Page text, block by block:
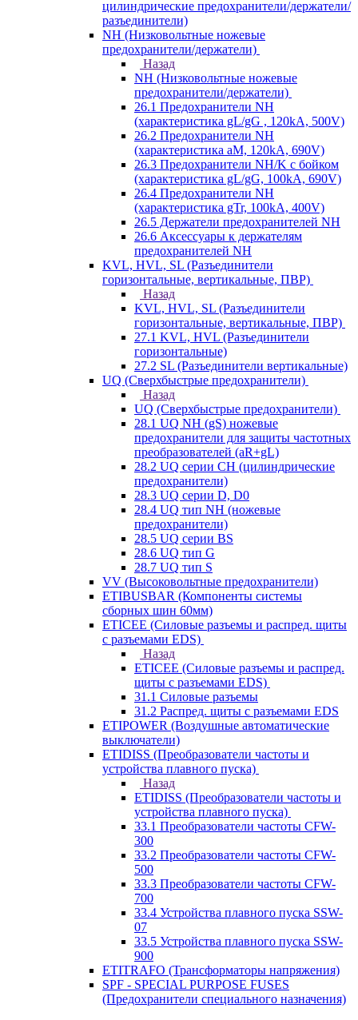
цилиндрические предохранители/держатели/
разъединители)
NH (Низковольтные ножевые
предохранители/держатели)
Назад
NH (Низковольтные ножевые
предохранители/держатели)
26.1 Предохранители NH
(характеристика gL/gG , 120kA, 500V)
26.2 Предохранители NH
(характеристика aM, 120kA, 690V)
26.3 Предохранители NH/K с бойком
(характеристика gL/gG, 100kA, 690V)
26.4 Предохранители NH
(характеристика gTr, 100kA, 400V)
26.5 Держатели предохранителей NH
26.6 Аксессуары к держателям
предохранителей NH
KVL, HVL, SL (Разъединители
горизонтальные, вертикальные, ПВР)
Назад
KVL, HVL, SL (Разъединители
горизонтальные, вертикальные, ПВР)
27.1 KVL, HVL (Разъединители
горизонтальные)
27.2 SL (Разъединители вертикальные)
UQ (Сверхбыстрые предохранители)
Назад
UQ (Сверхбыстрые предохранители)
28.1 UQ NH (gS) ножевые
предохранители для защиты частотных
преобразователей (aR+gL)
28.2 UQ серии CH (цилиндрические
предохранители)
28.3 UQ серии D, D0
28.4 UQ тип NH (ножевые
предохранители)
28.5 UQ серии BS
28.6 UQ тип G
28.7 UQ тип S
VV (Высоковольтные предохранители)
ETIBUSBAR (Компоненты системы
сборных шин 60мм)
ETICEE (Силовые разъемы и распред. щиты
с разъемами EDS)
Назад
ETICEE (Силовые разъемы и распред.
щиты с разъемами EDS)
31.1 Силовые разъемы
31.2 Распред. щиты с разъемами EDS
ETIPOWER (Воздушные автоматические
выключатели)
ETIDISS (Преобразователи частоты и
устройства плавного пуска)
Назад
ETIDISS (Преобразователи частоты и
устройства плавного пуска)
33.1 Преобразователи частоты CFW-
300
33.2 Преобразователи частоты CFW-
500
33.3 Преобразователи частоты CFW-
700
33.4 Устройства плавного пуска SSW-
07
33.5 Устройства плавного пуска SSW-
900
ETITRAFO (Трансформаторы напряжения)
SPF - SPECIAL PURPOSE FUSES
(Предохранители специального назначения)